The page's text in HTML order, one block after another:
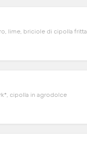
lime, briciole di cipolla fritta
cipolla in agrodolce